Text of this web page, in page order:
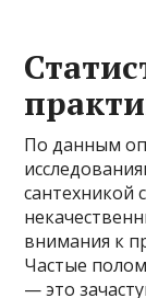
По данным
сантехникой
внимания к
Частые
— это